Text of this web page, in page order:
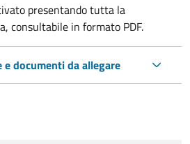
presentando tutta la
consultabile in formato PDF.
documenti da allegare